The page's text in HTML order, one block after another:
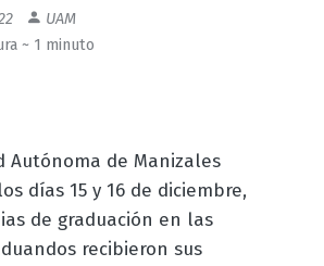
UAM
~ 1 minuto
Autónoma de Manizales
días 15 y 16 de diciembre,
de graduación en las
recibieron sus